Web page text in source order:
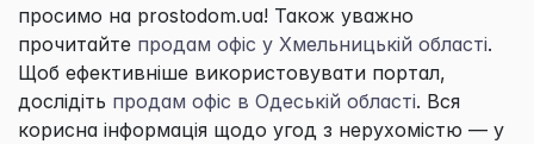
просимо на prostodom.ua! Також уважно
прочитайте продам офіс у Хмельницькій області.
Щоб ефективніше використовувати портал,
дослідіть продам офіс в Одеській області. Вся
корисна інформація щодо угод з нерухомістю — у